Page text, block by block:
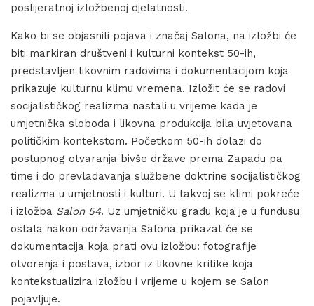
poslijeratnoj izložbenoj djelatnosti.
Kako bi se objasnili pojava i značaj Salona, na izložbi će
biti markiran društveni i kulturni kontekst 50-ih,
predstavljen likovnim radovima i dokumentacijom koja
prikazuje kulturnu klimu vremena. Izložit će se radovi
socijalističkog realizma nastali u vrijeme kada je
umjetnička sloboda i likovna produkcija bila uvjetovana
političkim kontekstom. Početkom 50-ih dolazi do
postupnog otvaranja bivše države prema Zapadu pa
time i do prevladavanja službene doktrine socijalističkog
realizma u umjetnosti i kulturi. U takvoj se klimi pokreće
i izložba Salon 54. Uz umjetničku građu koja je u fundusu
ostala nakon održavanja Salona prikazat će se
dokumentacija koja prati ovu izložbu: fotografije
otvorenja i postava, izbor iz likovne kritike koja
kontekstualizira izložbu i vrijeme u kojem se Salon
pojavljuje.